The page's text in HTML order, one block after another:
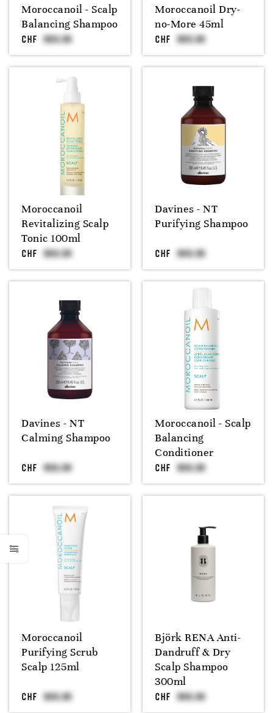
Moroccanoil - Scalp
Balancing Shampoo
CHF
Moroccanoil Dry-
no-More 45ml
CHF
Moroccanoil
Revitalizing Scalp
Tonic 100ml
CHF
Davines - NT
Purifying Shampoo
CHF
Davines - NT
Calming Shampoo
CHF
Moroccanoil - Scalp
Balancing
Conditioner
CHF
Moroccanoil
Purifying Scrub
Scalp 125ml
CHF
Björk RENA Anti-
Dandruff & Dry
Scalp Shampoo
300ml
CHF